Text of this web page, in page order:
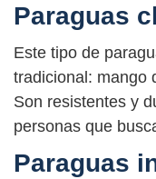
Paraguas
Este tipo de
tradicional: mango
Son resistentes y
personas que
Paraguas